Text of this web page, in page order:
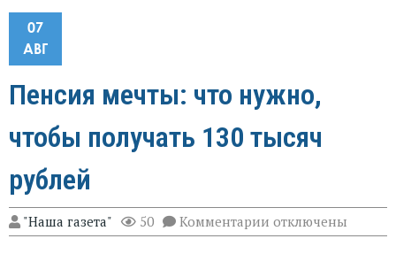
07
АВГ
Пенсия мечты: что нужно,
чтобы получать 130 тысяч
рублей
"Наша газета" 50 Комментарии к
записи
отключены